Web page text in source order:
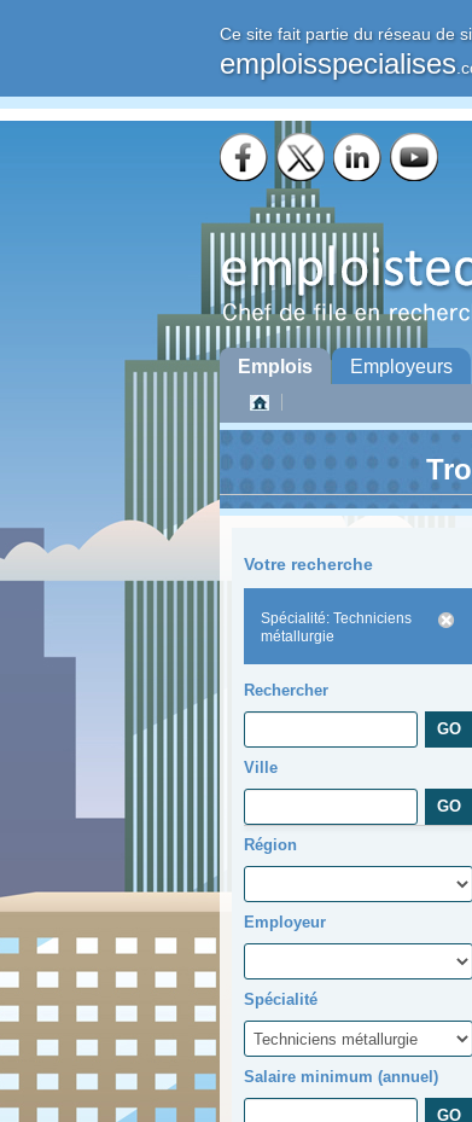
Ce site fait partie du réseau de
emploisspecialises
Emplois Employeurs
Votre recherche
Spécialité: Techniciens
métallurgie
Rechercher
Ville
Région
Employeur
Spécialité
Salaire minimum (annuel)